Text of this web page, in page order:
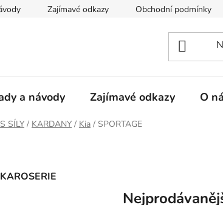
Zajímavé odkazy Obchodní podmínky
a návody Zajímavé odkazy O
SÍLY / KARDANY / Kia / SPORTAGE